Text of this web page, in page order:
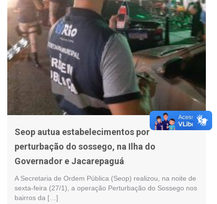
Seop autua estabelecimentos por
perturbação do sossego, na Ilha do
Governador e Jacarepaguá
A Secretaria de Ordem Pública (Seop) realizou, na noite de
sexta-feira (27/1), a operação Perturbação do Sossego nos
bairros da […]